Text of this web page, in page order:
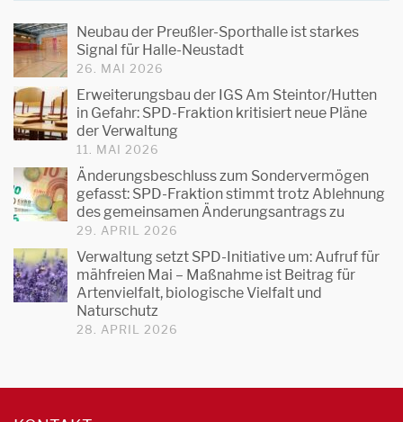
Neubau der Preußler-Sporthalle ist starkes
Signal für Halle-Neustadt
26. MAI 2026
Erweiterungsbau der IGS Am Steintor/Hutten
in Gefahr: SPD-Fraktion kritisiert neue Pläne
der Verwaltung
11. MAI 2026
Änderungsbeschluss zum Sondervermögen
gefasst: SPD-Fraktion stimmt trotz Ablehnung
des gemeinsamen Änderungsantrags zu
29. APRIL 2026
Verwaltung setzt SPD-Initiative um: Aufruf für
mähfreien Mai – Maßnahme ist Beitrag für
Artenvielfalt, biologische Vielfalt und
Naturschutz
28. APRIL 2026